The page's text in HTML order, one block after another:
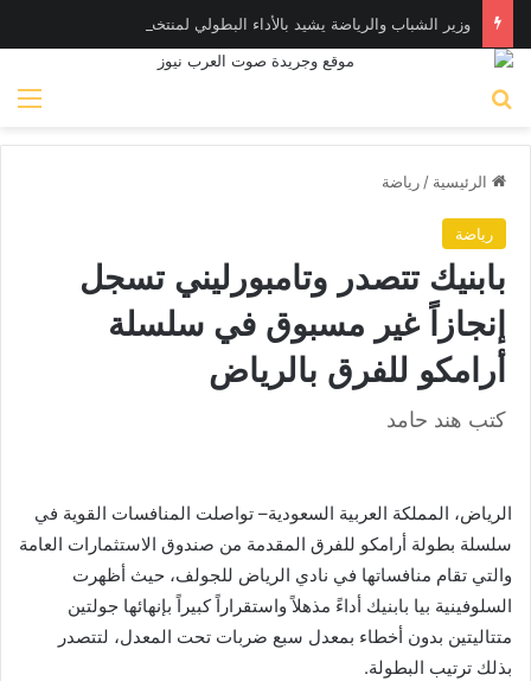
الرئيسية / رياضة
رياضة
بابنيك تتصدر وتامبورليني تسجل
إنجازاً غير مسبوق في سلسلة
أرامكو للفرق بالرياض
كتب هند حامد
الرياض، المملكة العربية السعودية– تواصلت المنافسات القوية في
سلسلة بطولة أرامكو للفرق المقدمة من صندوق الاستثمارات العامة
والتي تقام منافساتها في نادي الرياض للجولف، حيث أظهرت
السلوفينية بيا بابنيك أداءً مذهلاً واستقراراً كبيراً بإنهائها جولتين
متتاليتين بدون أخطاء بمعدل سبع ضربات تحت المعدل، لتتصدر
بذلك ترتيب البطولة.